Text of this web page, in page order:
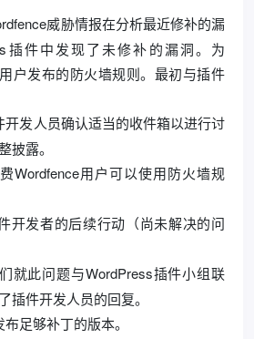
威胁情报在分析最近修补的漏
插件中发现了未修补的漏洞。为
户发布的防火墙规则。最初与插件
开发人员确认适当的收件箱以进行讨
披露。
Wordfence用户可以使用防火墙规
开发者的后续行动（尚未解决的问
就此问题与WordPress插件小组联
插件开发人员的回复。
足够补丁的版本。